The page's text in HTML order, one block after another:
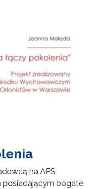
na APS
posiadającym bogate